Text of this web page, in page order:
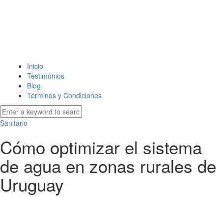
Inicio
Testimonios
Blog
Términos y Condiciones
Sanitario
Cómo optimizar el sistema
de agua en zonas rurales de
Uruguay